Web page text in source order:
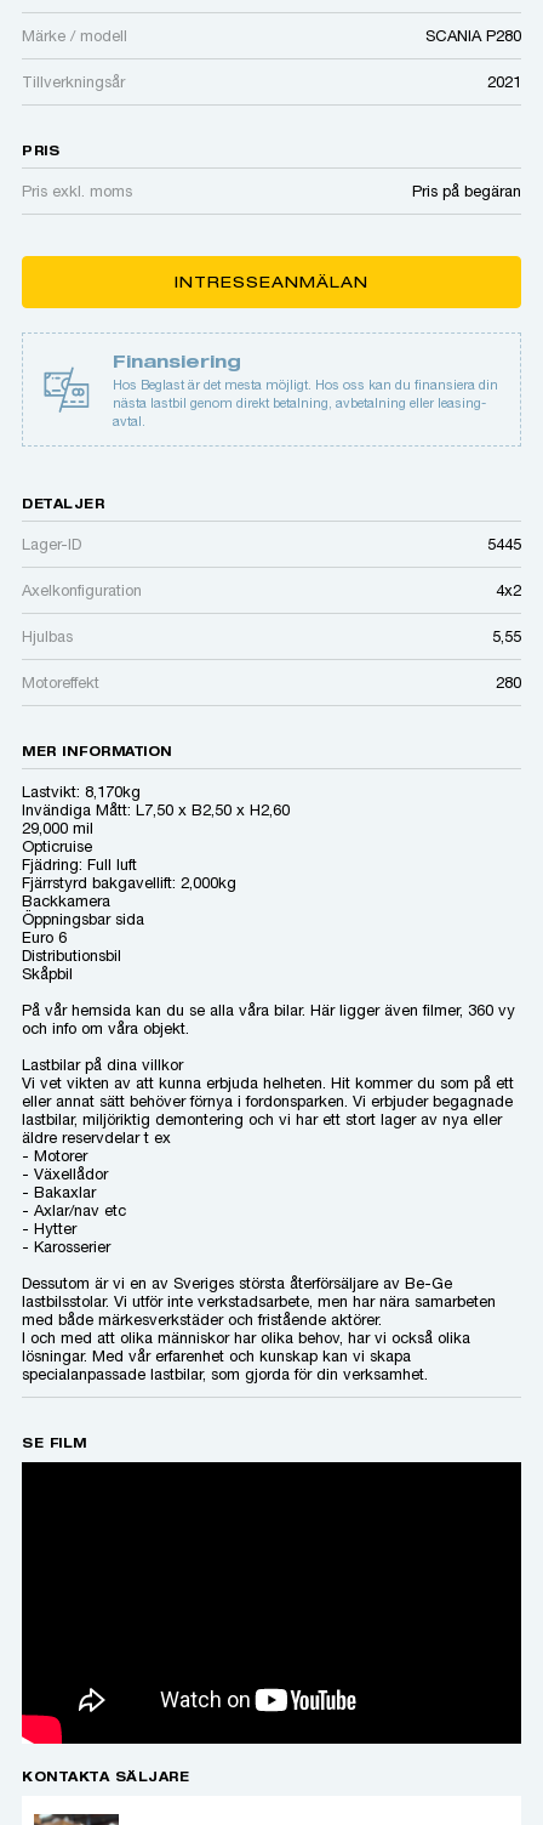
Märke / modell SCANIA P280
Tillverkningsår 2021
PRIS
Pris exkl. moms Pris på begäran
INTRESSEANMÄLAN
Finansiering
Hos Beglast är det mesta möjligt. Hos oss kan du finansiera din
nästa lastbil genom direkt betalning, avbetalning eller leasing-
avtal.
DETALJER
Lager-ID 5445
Axelkonfiguration 4x2
Hjulbas 5,55
Motoreffekt 280
MER INFORMATION
Lastvikt: 8,170kg
Invändiga Mått: L7,50 x B2,50 x H2,60
29,000 mil
Opticruise
Fjädring: Full luft
Fjärrstyrd bakgavellift: 2,000kg
Backkamera
Öppningsbar sida
Euro 6
Distributionsbil
Skåpbil
På vår hemsida kan du se alla våra bilar. Här ligger även filmer, 360 vy
och info om våra objekt.
Lastbilar på dina villkor
Vi vet vikten av att kunna erbjuda helheten. Hit kommer du som på ett
eller annat sätt behöver förnya i fordonsparken. Vi erbjuder begagnade
lastbilar, miljöriktig demontering och vi har ett stort lager av nya eller
äldre reservdelar t ex
- Motorer
- Växellådor
- Bakaxlar
- Axlar/nav etc
- Hytter
- Karosserier
Dessutom är vi en av Sveriges största återförsäljare av Be-Ge
lastbilsstolar. Vi utför inte verkstadsarbete, men har nära samarbeten
med både märkesverkstäder och fristående aktörer.
I och med att olika människor har olika behov, har vi också olika
lösningar. Med vår erfarenhet och kunskap kan vi skapa
specialanpassade lastbilar, som gjorda för din verksamhet.
SE FILM
KONTAKTA SÄLJARE